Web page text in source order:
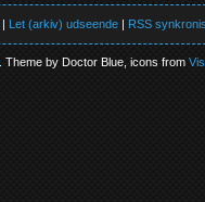
| Let (arkiv) udseende | RSS
. Theme by Doctor Blue, icons from